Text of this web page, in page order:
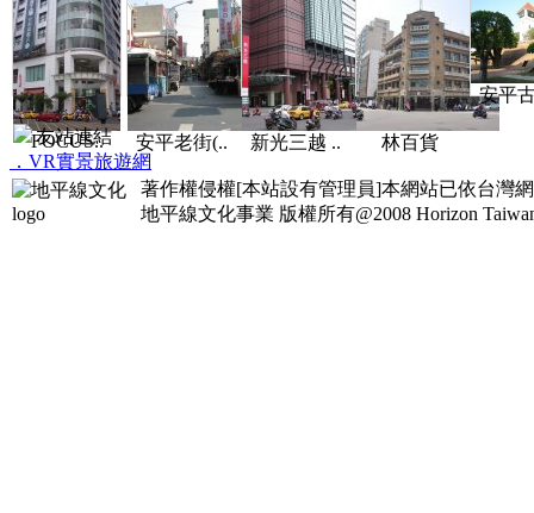
FOCUS.. 安平老街(.. 新光三越 .. 林百貨
安平
友站連結
．VR實景旅遊網
著作權侵權[本站設有管理員]本網站已依台灣
地平線文化事業 版權所有@2008 Horizon